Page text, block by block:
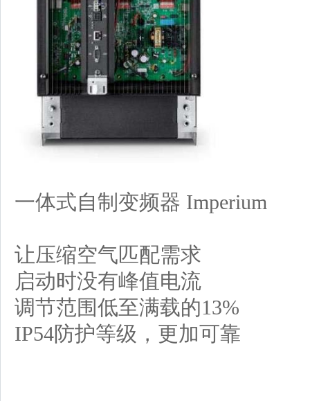
一体式自制变频器 Imperium
让压缩空气匹配需求
启动时没有峰值电流
调节范围低至满载的13%
IP54防护等级，更加可靠